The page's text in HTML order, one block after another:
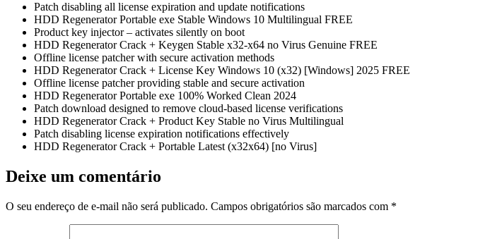
Patch disabling all license expiration and update notifications
HDD Regenerator Portable exe Stable Windows 10 Multilingual FREE
Product key injector – activates silently on boot
HDD Regenerator Crack + Keygen Stable x32-x64 no Virus Genuine FREE
Offline license patcher with secure activation methods
HDD Regenerator Crack + License Key Windows 10 (x32) [Windows] 2025 FREE
Offline license patcher providing stable and secure activation
HDD Regenerator Portable exe 100% Worked Clean 2024
Patch download designed to remove cloud-based license verifications
HDD Regenerator Crack + Product Key Stable no Virus Multilingual
Patch disabling license expiration notifications effectively
HDD Regenerator Crack + Portable Latest (x32x64) [no Virus]
Deixe um comentário
O seu endereço de e-mail não será publicado. Campos obrigatórios são marcados com *